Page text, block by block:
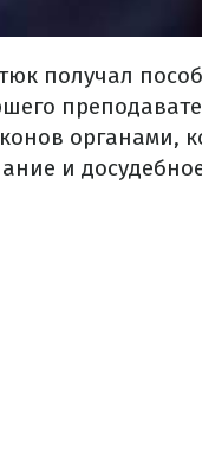
получал
органами,
и